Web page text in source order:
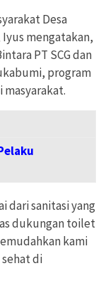
Desa
mengatakan,
PT SCG dan
program
dari sanitasi yang
dukungan toilet
kami
di